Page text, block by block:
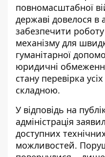
повномасштабної
державі довелося в
забезпечити
механізму для
гуманітарної
юридичні
стану перевірка
складною.
У відповідь на
адміністрація
доступних
можливостей.